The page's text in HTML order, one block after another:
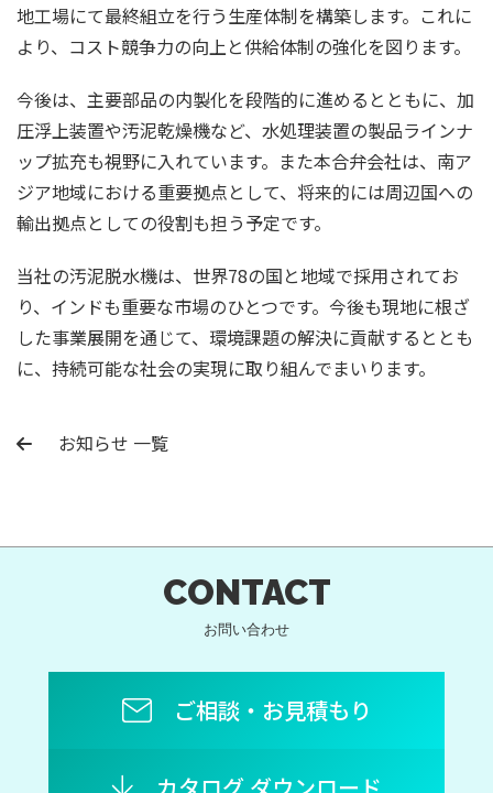
地工場にて最終組立を行う生産体制を構築します。これに
より、コスト競争力の向上と供給体制の強化を図ります。
今後は、主要部品の内製化を段階的に進めるとともに、加
圧浮上装置や汚泥乾燥機など、水処理装置の製品ラインナ
ップ拡充も視野に入れています。また本合弁会社は、南ア
ジア地域における重要拠点として、将来的には周辺国への
輸出拠点としての役割も担う予定です。
当社の汚泥脱水機は、世界78の国と地域で採用されてお
り、インドも重要な市場のひとつです。今後も現地に根ざ
した事業展開を通じて、環境課題の解決に貢献するととも
に、持続可能な社会の実現に取り組んでまいります。
お知らせ 一覧
CONTACT
お問い合わせ
ご相談・お見積もり